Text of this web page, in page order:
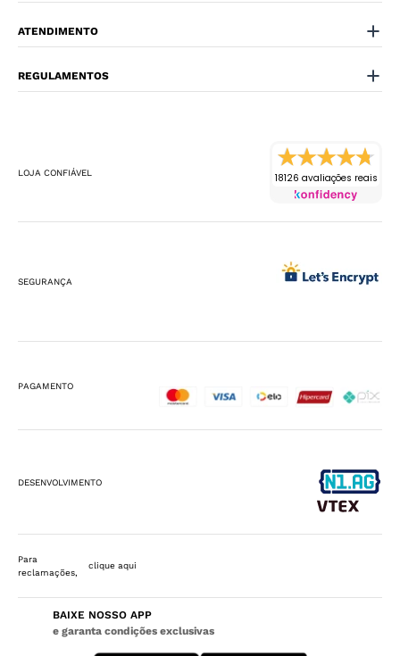
ATENDIMENTO
REGULAMENTOS
LOJA CONFIÁVEL 18126 avaliações reais
SEGURANÇA
PAGAMENTO
DESENVOLVIMENTO
Para
reclamações,
clique aqui
BAIXE NOSSO APP
e garanta condições exclusivas